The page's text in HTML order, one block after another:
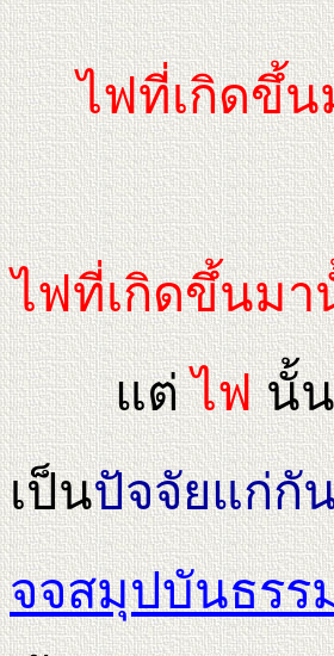
ไฟที่เกิดขึ้
ไฟที่เกิดขึ้นม
แต่ไฟนั้
เป็นปัจจัยแก่กั
จจสมุปบันธรร